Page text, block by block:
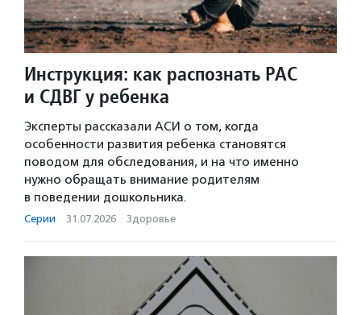
Инструкция: как распознать РАС
и СДВГ у ребенка
Эксперты рассказали АСИ о том, когда
особенности развития ребенка становятся
поводом для обследования, и на что именно
нужно обращать внимание родителям
в поведении дошкольника.
Серии · 31.07.2026 · Здоровье